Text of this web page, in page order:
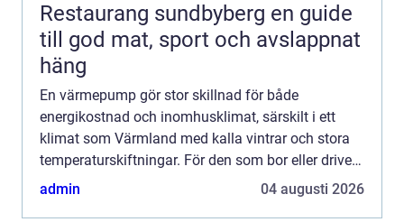
Restaurang sundbyberg en guide
till god mat, sport och avslappnat
häng
En värmepump gör stor skillnad för både
energikostnad och inomhusklimat, särskilt i ett
klimat som Värmland med kalla vintrar och stora
temperaturskiftningar. För den som bor eller driver
verksamhet i Arvika handlar valet inte bara om
admin 04 augusti 2026